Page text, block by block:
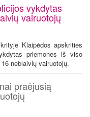
vykdytas
vairuotojų
Klaipėdos apskrities
priemones iš viso
neblaivių vairuotojų.
praėjusią